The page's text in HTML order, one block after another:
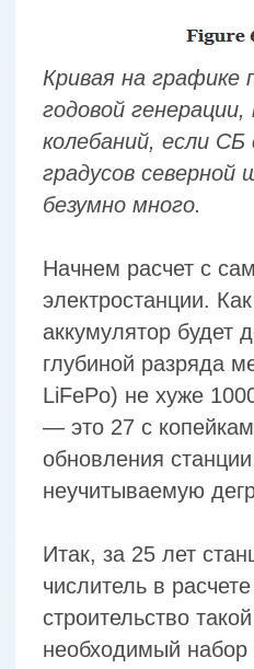
Кривая на графике
годовой
колебаний, если
градусов
безумно много.
Начнем расчет с
электростанции.
аккумулятор будет
глубиной разряда
LiFePo) не хуже
— это 27 с
обновления
неучитываемую
Итак, за 25 лет
числитель в
строительство
необходимый набор